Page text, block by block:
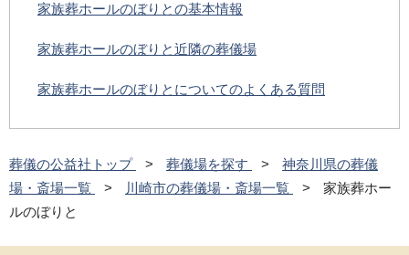
家族葬ホールのぼりとの基本情報
家族葬ホールのぼりと近隣の葬儀場
家族葬ホールのぼりとについてのよくある質問
葬儀の公益社トップ 葬儀場を探す
神奈川県の葬儀
場・斎場一覧
川崎市の葬儀場・斎場一覧
家族葬ホー
ルのぼりと